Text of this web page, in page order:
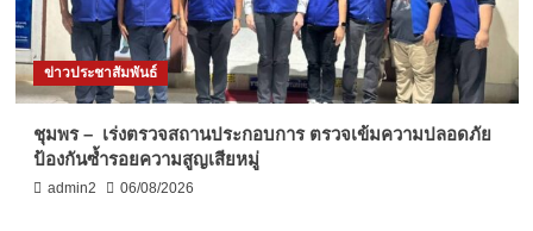
ข่าวประชาสัมพันธ์
ชุมพร – เร่งตรวจสถานประกอบการ ตรวจเข้มความปลอดภัย
ป้องกันซ้ำรอยความสูญเสียหมู่
admin2 06/08/2026